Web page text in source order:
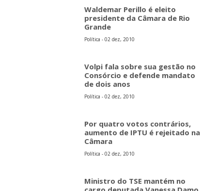
Waldemar Perillo é eleito
presidente da Câmara de Rio
Grande
Política - 02 dez, 2010
Volpi fala sobre sua gestão no
Consórcio e defende mandato
de dois anos
Política - 02 dez, 2010
Por quatro votos contrários,
aumento de IPTU é rejeitado na
Câmara
Política - 02 dez, 2010
Ministro do TSE mantém no